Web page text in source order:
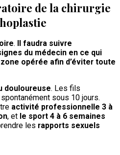
de la chirurgie
.
Il faudra suivre
du médecin en ce qui
opérée afin d’éviter toute
douloureuse. Les fils
sous 10 jours.
activité professionnelle 3 à
, et le sport 4 à 6 semaines
les rapports sexuels